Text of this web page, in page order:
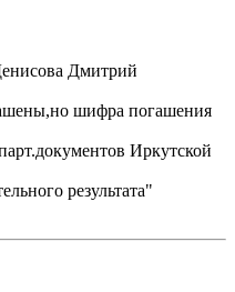
Дмитрий
шифра погашения
Иркутской
результата"